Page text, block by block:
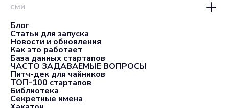
СМИ
Блог
Статьи для запуска
Новости и обновления
Как это работает
База данных стартапов
ЧАСТО ЗАДАВАЕМЫЕ ВОПРОСЫ
Питч-дек для чайников
ТОП-100 стартапов
Библиотека
Секретные имена